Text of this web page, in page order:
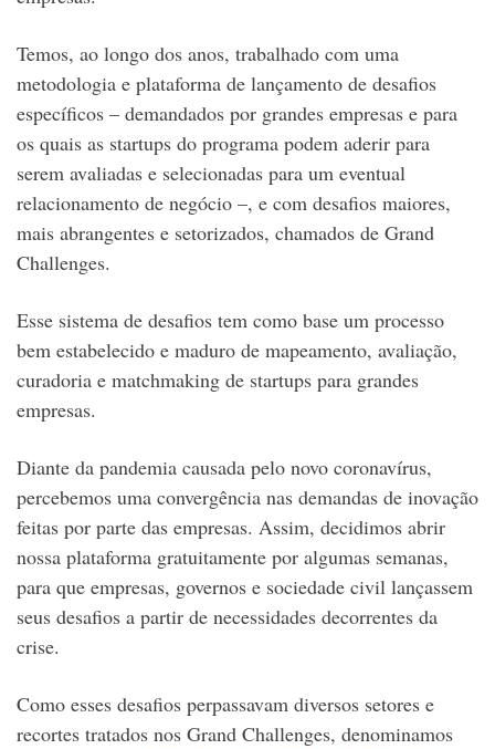
Temos, ao longo dos anos, trabalhado com uma
metodologia e plataforma de lançamento de desafios
específicos – demandados por grandes empresas e para
os quais as startups do programa podem aderir para
serem avaliadas e selecionadas para um eventual
relacionamento de negócio –, e com desafios maiores,
mais abrangentes e setorizados, chamados de Grand
Challenges.
Esse sistema de desafios tem como base um processo
bem estabelecido e maduro de mapeamento, avaliação,
curadoria e matchmaking de startups para grandes
empresas.
Diante da pandemia causada pelo novo coronavírus,
percebemos uma convergência nas demandas de inovação
feitas por parte das empresas. Assim, decidimos abrir
nossa plataforma gratuitamente por algumas semanas,
para que empresas, governos e sociedade civil lançassem
seus desafios a partir de necessidades decorrentes da
crise.
Como esses desafios perpassavam diversos setores e
recortes tratados nos Grand Challenges, denominamos